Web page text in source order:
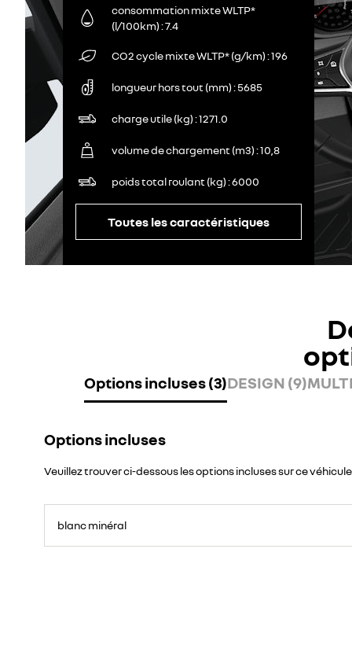
consommation mixte WLTP*
(l/100km) 7.4
CO2 cycle mixte WLTP* (g/km) 196
longueur hors tout (mm) 5685
charge utile (kg) 1271.0
volume de chargement (m3) 10,8
poids total roulant (kg) 6000
Toutes les caractéristiques
Options incluses (3)DESIGN (9)
Options incluses
Veuillez trouver ci-dessous les options incluses sur ce véhicule
blanc minéral